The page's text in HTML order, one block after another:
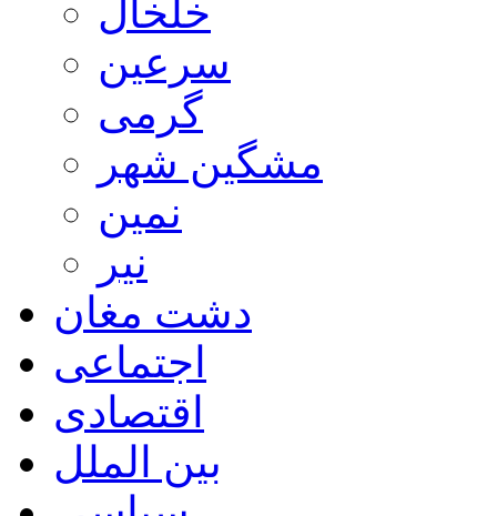
خلخال
سرعین
گرمی
مشگین شهر
نمین
نیر
دشت مغان
اجتماعی
اقتصادی
بین الملل